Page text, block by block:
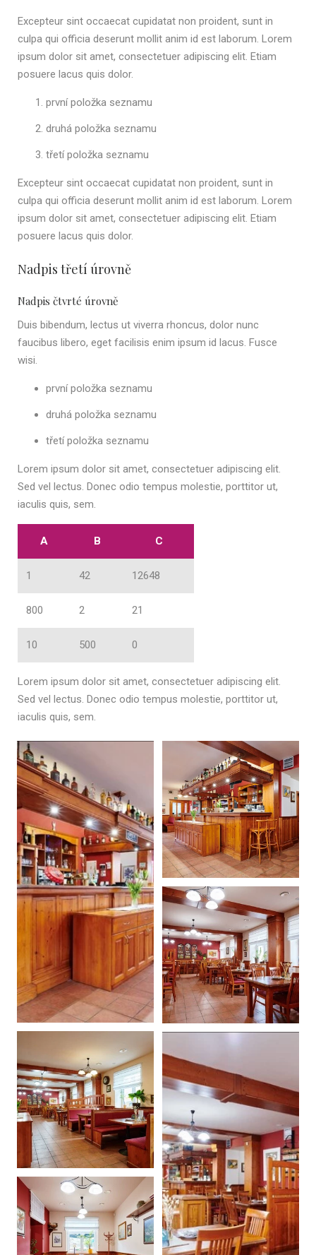
Excepteur sint occaecat cupidatat non proident, sunt in
culpa qui officia deserunt mollit anim id est laborum. Lorem
ipsum dolor sit amet, consectetuer adipiscing elit. Etiam
posuere lacus quis dolor.
první položka seznamu
druhá položka seznamu
třetí položka seznamu
Excepteur sint occaecat cupidatat non proident, sunt in
culpa qui officia deserunt mollit anim id est laborum. Lorem
ipsum dolor sit amet, consectetuer adipiscing elit. Etiam
posuere lacus quis dolor.
Nadpis třetí úrovně
Nadpis čtvrté úrovně
Duis bibendum, lectus ut viverra rhoncus, dolor nunc
faucibus libero, eget facilisis enim ipsum id lacus. Fusce
wisi.
první položka seznamu
druhá položka seznamu
třetí položka seznamu
Lorem ipsum dolor sit amet, consectetuer adipiscing elit.
Sed vel lectus. Donec odio tempus molestie, porttitor ut,
iaculis quis, sem.
A B C
1 42 12648
800 2 21
10 500 0
Lorem ipsum dolor sit amet, consectetuer adipiscing elit.
Sed vel lectus. Donec odio tempus molestie, porttitor ut,
iaculis quis, sem.